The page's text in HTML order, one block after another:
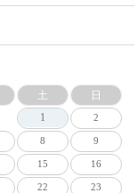
土
日
1
2
8 9
15 16
22 23